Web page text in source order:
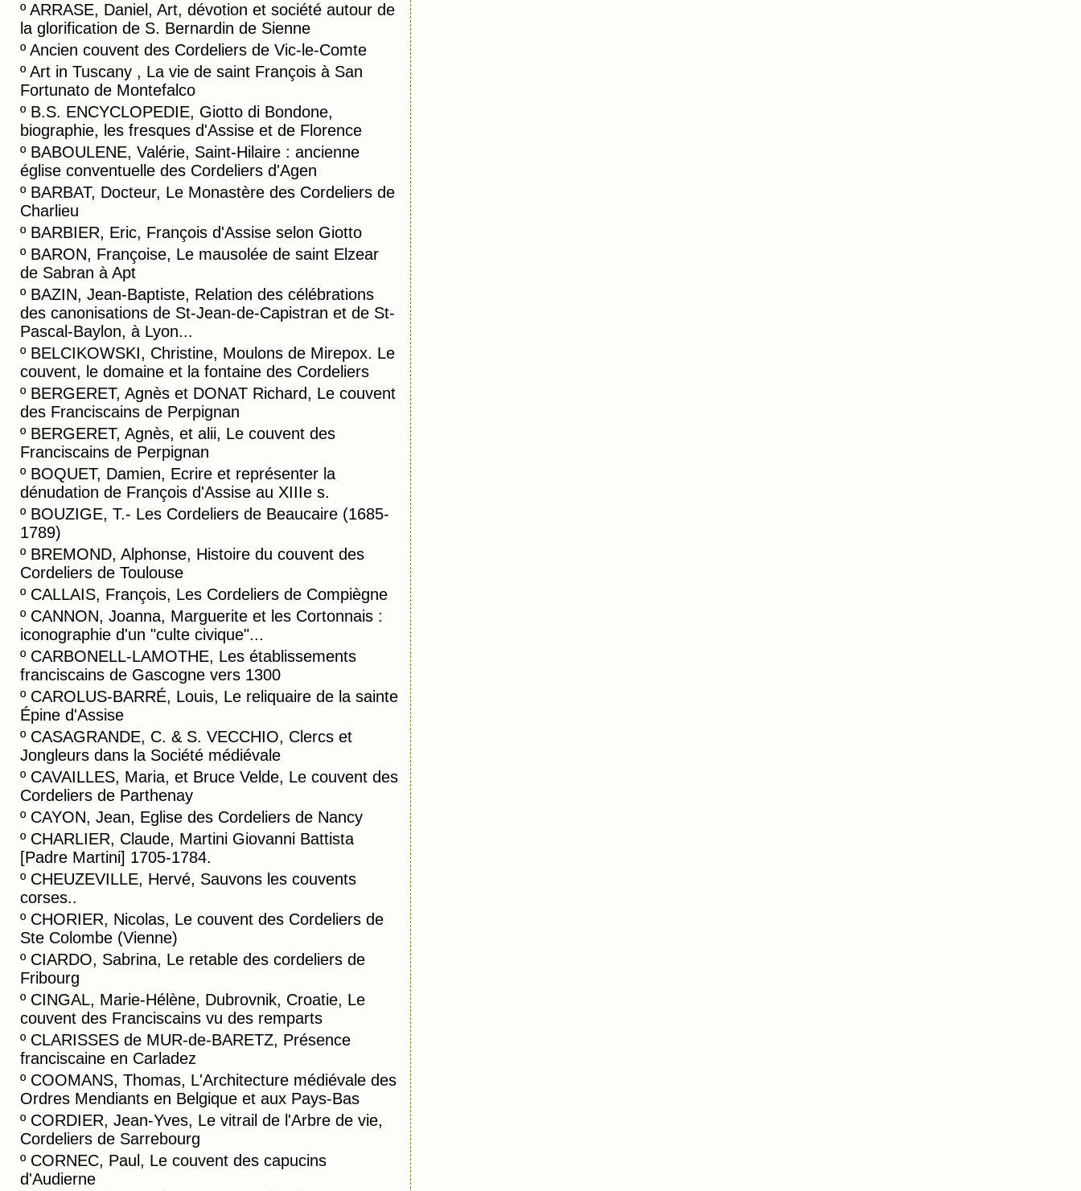
º ARRASE, Daniel, Art, dévotion et société autour de
la glorification de S. Bernardin de Sienne
º Ancien couvent des Cordeliers de Vic-le-Comte
º Art in Tuscany , La vie de saint François à San
Fortunato de Montefalco
º B.S. ENCYCLOPEDIE, Giotto di Bondone,
biographie, les fresques d'Assise et de Florence
º BABOULENE, Valérie, Saint-Hilaire : ancienne
église conventuelle des Cordeliers d'Agen
º BARBAT, Docteur, Le Monastère des Cordeliers de
Charlieu
º BARBIER, Eric, François d'Assise selon Giotto
º BARON, Françoise, Le mausolée de saint Elzear
de Sabran à Apt
º BAZIN, Jean-Baptiste, Relation des célébrations
des canonisations de St-Jean-de-Capistran et de St-
Pascal-Baylon, à Lyon...
º BELCIKOWSKI, Christine, Moulons de Mirepox. Le
couvent, le domaine et la fontaine des Cordeliers
º BERGERET, Agnès et DONAT Richard, Le couvent
des Franciscains de Perpignan
º BERGERET, Agnès, et alii, Le couvent des
Franciscains de Perpignan
º BOQUET, Damien, Ecrire et représenter la
dénudation de François d'Assise au XIIIe s.
º BOUZIGE, T.- Les Cordeliers de Beaucaire (1685-
1789)
º BREMOND, Alphonse, Histoire du couvent des
Cordeliers de Toulouse
º CALLAIS, François, Les Cordeliers de Compiègne
º CANNON, Joanna, Marguerite et les Cortonnais :
iconographie d'un "culte civique"...
º CARBONELL-LAMOTHE, Les établissements
franciscains de Gascogne vers 1300
º CAROLUS-BARRÉ, Louis, Le reliquaire de la sainte
Épine d'Assise
º CASAGRANDE, C. & S. VECCHIO, Clercs et
Jongleurs dans la Société médiévale
º CAVAILLES, Maria, et Bruce Velde, Le couvent des
Cordeliers de Parthenay
º CAYON, Jean, Eglise des Cordeliers de Nancy
º CHARLIER, Claude, Martini Giovanni Battista
[Padre Martini] 1705-1784.
º CHEUZEVILLE, Hervé, Sauvons les couvents
corses..
º CHORIER, Nicolas, Le couvent des Cordeliers de
Ste Colombe (Vienne)
º CIARDO, Sabrina, Le retable des cordeliers de
Fribourg
º CINGAL, Marie-Hélène, Dubrovnik, Croatie, Le
couvent des Franciscains vu des remparts
º CLARISSES de MUR-de-BARETZ, Présence
franciscaine en Carladez
º COOMANS, Thomas, L'Architecture médiévale des
Ordres Mendiants en Belgique et aux Pays-Bas
º CORDIER, Jean-Yves, Le vitrail de l'Arbre de vie,
Cordeliers de Sarrebourg
º CORNEC, Paul, Le couvent des capucins
d'Audierne